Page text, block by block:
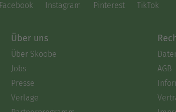
Facebook Instagram Pinterest TikTok
Über uns
Über Skoobe
Jobs
Presse
Verlage
AGB